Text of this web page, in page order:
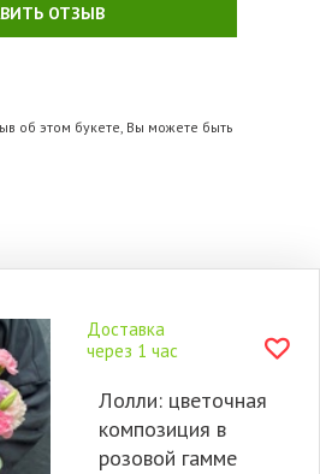
ОТЗЫВ
об этом букете, Вы можете быть
Доставка
через 1 час
Лолли: цветочная
композиция в
розовой гамме